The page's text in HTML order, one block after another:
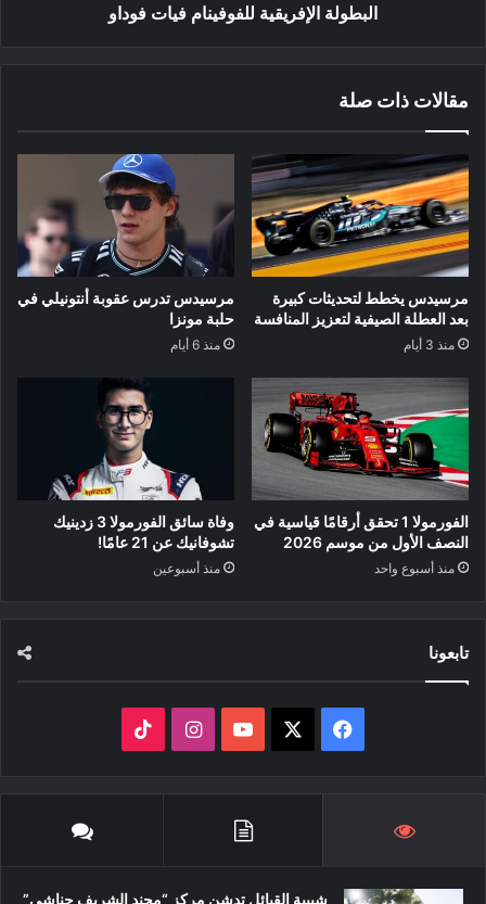
البطولة الإفريقية للفوفينام فيات فوداو
مقالات ذات صلة
مرسيدس يخطط لتحديثات كبيرة
بعد العطلة الصيفية لتعزيز المنافسة
منذ 3 أيام
مرسيدس تدرس عقوبة أنتونيلي في
حلبة مونزا
منذ 6 أيام
الفورمولا 1 تحقق أرقامًا قياسية في
النصف الأول من موسم 2026
منذ أسبوع واحد
وفاة سائق الفورمولا 3 زدينيك
تشوفانيك عن 21 عامًا!
منذ أسبوعين
تابعونا
فيسبوك ‫YouTubeانستقرام
شبيبة القبائل تدشن مركز “محند الشريف حناشي”